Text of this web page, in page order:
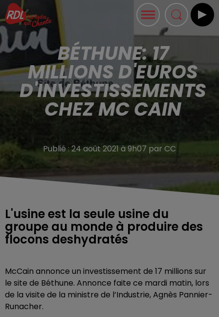
BÉTHUNE: 17
MILLIONS D'EUROS
D'INVESTISSEMENTS
CHEZ MC CAIN
Publié : 24 août 2021 à 9h07 par CC
L'usine est la seule usine du
groupe au monde à produire des
flocons deshydratés
McCain annonce un investissement de 17 millions sur
le site de Béthune. Annonce faite ce mardi matin, lors
de la visite de la ministre de l’Industrie, Agnès Pannier-
Runacher.